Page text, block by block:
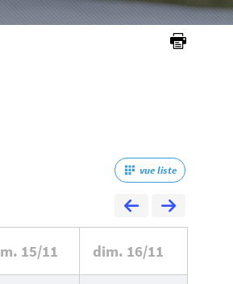
vue liste
15/11 dim. 16/11